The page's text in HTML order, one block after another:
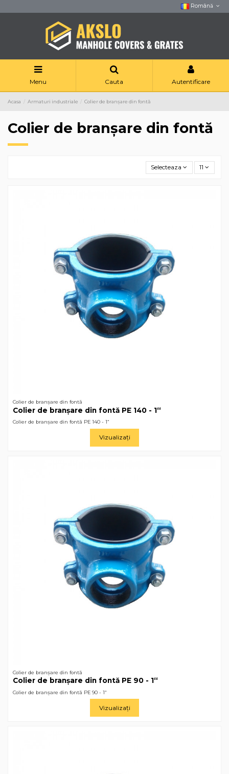
Română
Menu Cauta Autentificare
Acasa Armaturi industriale Colier de branșare din fontă
Colier de branșare din fontă
Selecteaza 11
Colier de branșare din fontă
Colier de branșare din fontă РЕ 140 - 1“
Colier de branșare din fontă РЕ 140 - 1“
Vizualizați
Colier de branșare din fontă
Colier de branșare din fontă РЕ 90 - 1“
Colier de branșare din fontă РЕ 90 - 1“
Vizualizați